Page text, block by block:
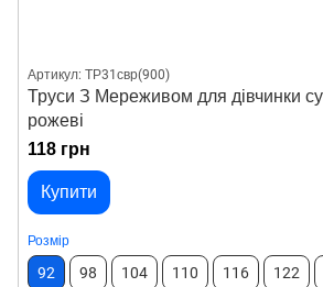
Артикул: ТР31свр(900)
Труси З Мереживом для дівчинки
рожеві
118 грн
Купити
Розмір
92 98 104 110 116 122